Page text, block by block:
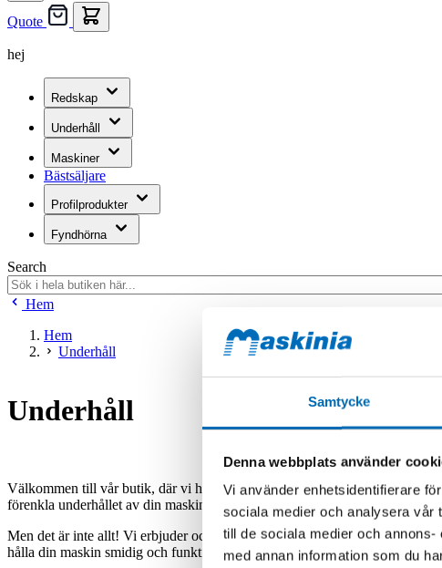
Samtycke
Denna webbplats använder
Vi använder enhetsidentifierare
sociala medier och analysera vår
till de sociala medier och
med annan information som du
Quote
hej
Redskap
Underhåll
Maskiner
Bästsäljare
Profilprodukter
Fyndhörna
Search
Hem
Hem
Underhåll
Underhåll
Välkommen till vår butik, där vi har allt du behöver för att hålla din
förenkla underhållet av din maskin. Från oljor och fett till färg och
Men det är inte allt! Vi erbjuder också ett omfattande sortiment av
hålla din maskin smidig och funktionell, färg för att fräscha upp dess